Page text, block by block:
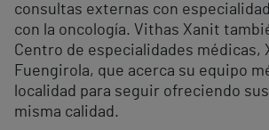
consultas externas con
con la oncología. Vithas Xanit
Centro de especialidades médicas,
Fuengirola, que acerca su equipo
localidad para seguir ofreciendo
misma calidad.